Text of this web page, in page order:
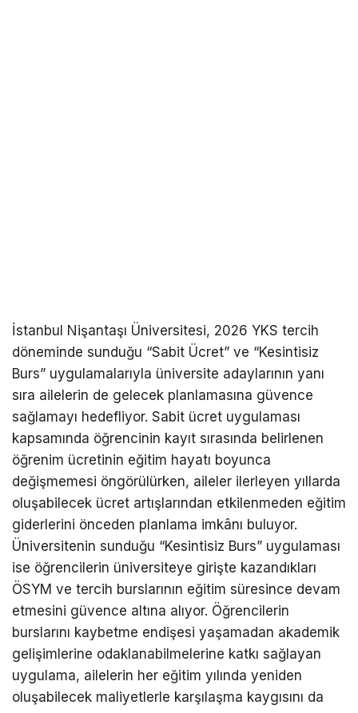
İstanbul Nişantaşı Üniversitesi, 2026 YKS tercih
döneminde sunduğu “Sabit Ücret” ve “Kesintisiz
Burs” uygulamalarıyla üniversite adaylarının yanı
sıra ailelerin de gelecek planlamasına güvence
sağlamayı hedefliyor. Sabit ücret uygulaması
kapsamında öğrencinin kayıt sırasında belirlenen
öğrenim ücretinin eğitim hayatı boyunca
değişmemesi öngörülürken, aileler ilerleyen yıllarda
oluşabilecek ücret artışlarından etkilenmeden eğitim
giderlerini önceden planlama imkânı buluyor.
Üniversitenin sunduğu “Kesintisiz Burs” uygulaması
ise öğrencilerin üniversiteye girişte kazandıkları
ÖSYM ve tercih burslarının eğitim süresince devam
etmesini güvence altına alıyor. Öğrencilerin
burslarını kaybetme endişesi yaşamadan akademik
gelişimlerine odaklanabilmelerine katkı sağlayan
uygulama, ailelerin her eğitim yılında yeniden
oluşabilecek maliyetlerle karşılaşma kaygısını da